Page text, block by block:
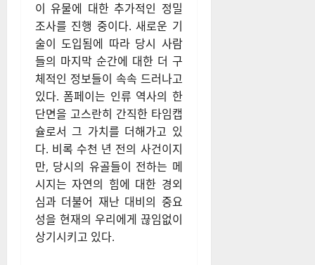
이 유물에 대한 추가적인 정밀
조사를 진행 중이다. 새로운 기
술이 도입됨에 따라 당시 사람
들의 마지막 순간에 대한 더 구
체적인 정보들이 속속 드러나고
있다. 폼페이는 인류 역사의 한
단면을 고스란히 간직한 타임캡
슐로서 그 가치를 더해가고 있
다. 비록 수천 년 전의 사건이지
만, 당시의 유골들이 전하는 메
시지는 자연의 힘에 대한 경외
심과 더불어 재난 대비의 중요
성을 현재의 우리에게 끊임없이
상기시키고 있다.